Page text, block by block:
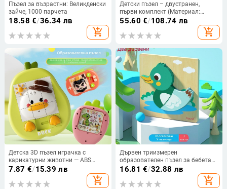
Пъзел за възрастни: Великденски
зайче, 1000 парчета
18.58 €/36.34 лв
add_shopping_cart
Детски пъзел – двустранен,
първи комплект (Материал:
хартия; Възраст: 4–6 години;
55.60 €/108.74 лв
add_shopping_cart
Детска 3D пъзел играчка с
карикатурни животни — ABS
материал; 3D пъзел категория;
подходяща за деца на възраст
4–6 години; опаковка: Opp bag
7.87 €/15.39 лв
add_shopping_cart
Дървен триизмерен
образователен пъзел за бебета
0–3 г. – ранно образование
16.81 €/32.88 лв
add_shopping_cart